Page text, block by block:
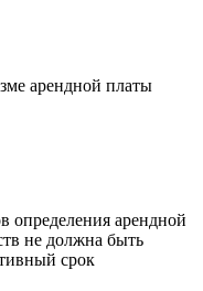
арендной платы
определения арендной
не должна быть
срок